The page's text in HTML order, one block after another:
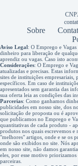
Sobre
Aviso Legal: O Emprego e
dinheiro para liberação de
aprendiz ou vagas. Caso isto
Considerações: O Emprego e
atualizadas e precisas. Estas
sites de instituições
específicos. Em caso de
apresentados sem garantia das
sua oferta leia as condições das
Parcerias: Como ganhamos
publicidades em nosso site, dos
solicitação de proposta ou é
que publicamos no Emprego e
quantitativas de cada produto -
produtos nos quais escrevemos
"melhores" artigos, onde e se os
onde são exibidos no site. Nós
em nosso site, não damos
eles, por esse motivo
parceiras.